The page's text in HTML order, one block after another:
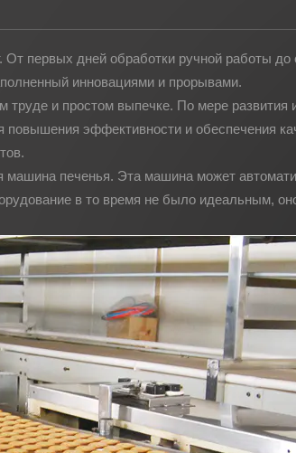
первых дней обработки ручной работы до
инновациями и прорывами.
труде и простом выпечке. По мере
повышения эффективности и обеспечения
печенья. Эта машина может
в то время не было идеальным,